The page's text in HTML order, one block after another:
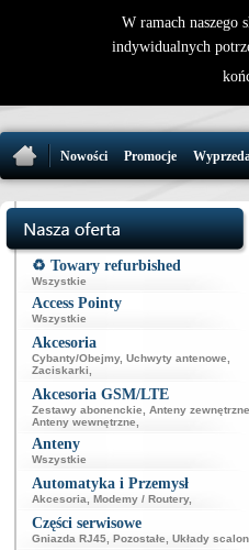
Nowości Promocje
♻️ Towary refurbished
Wszystkie
Access Pointy
Wszystkie
Akcesoria
Cybanty/Obejmy, Uchwyty antenowe
Zaciskarki
Akcesoria GSM/LTE
Zestawy abonenckie Anteny zewnętrzne
Anteny wewnętrzne
Anteny
Wszystkie
Automatyka i Przemysł
Akcesoria Modemy / Routery,
Części serwisowe
Gniazda RJ45 Pozostałe Układy
W ramach naszego
indywidualnych